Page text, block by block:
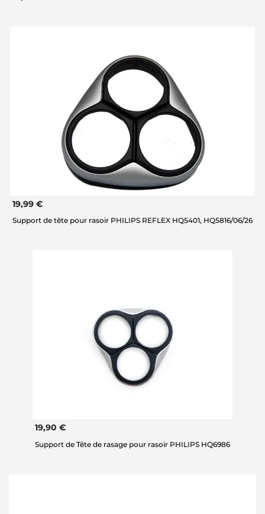
19,99 €
Support de tête pour rasoir PHILIPS REFLEX HQ5401, HQ5816/06/26
19,90 €
Support de Tête de rasage pour rasoir PHILIPS HQ6986